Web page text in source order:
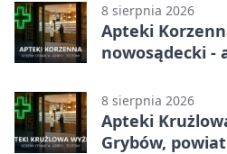
8 sierpnia 2026
Apteki
nowosądecki -
8 sierpnia 2026
Apteki
Grybów,